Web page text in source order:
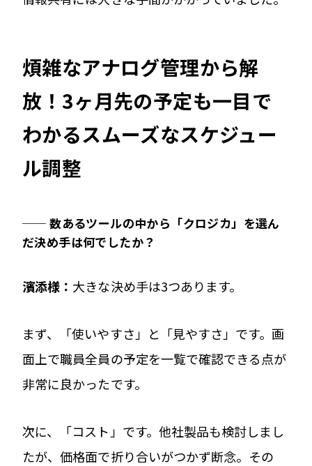
煩雑なアナログ管理から解
放！3ヶ月先の予定も一目で
わかるスムーズなスケジュー
ル調整
── 数あるツールの中から「クロジカ」を選ん
だ決め手は何でしたか？
濱添様： 大きな決め手は3つあります。
まず、「使いやすさ」と「見やすさ」です。画
面上で職員全員の予定を一覧で確認できる点が
非常に良かったです。
次に、「コスト」です。他社製品も検討しまし
たが、価格面で折り合いがつかず断念。その